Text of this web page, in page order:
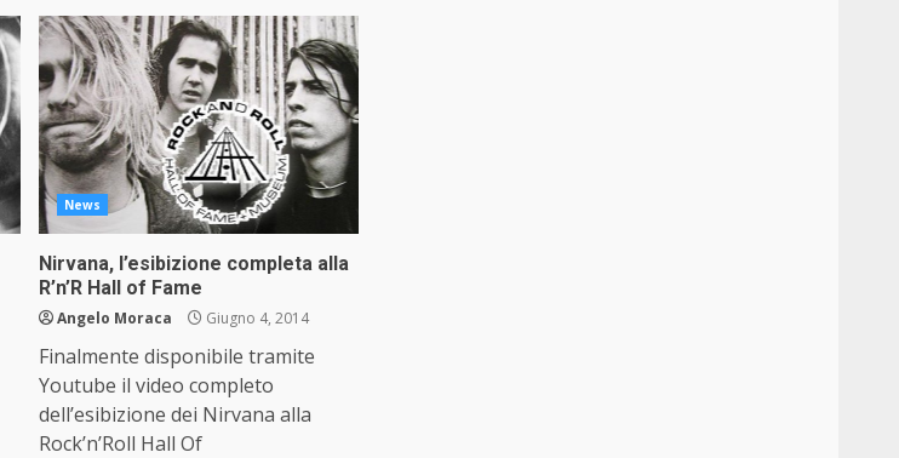
News
Nirvana, l’esibizione completa alla
R’n’R Hall of Fame
Angelo Moraca Giugno 4, 2014
Finalmente disponibile tramite
Youtube il video completo
dell’esibizione dei Nirvana alla
Rock’n’Roll Hall Of